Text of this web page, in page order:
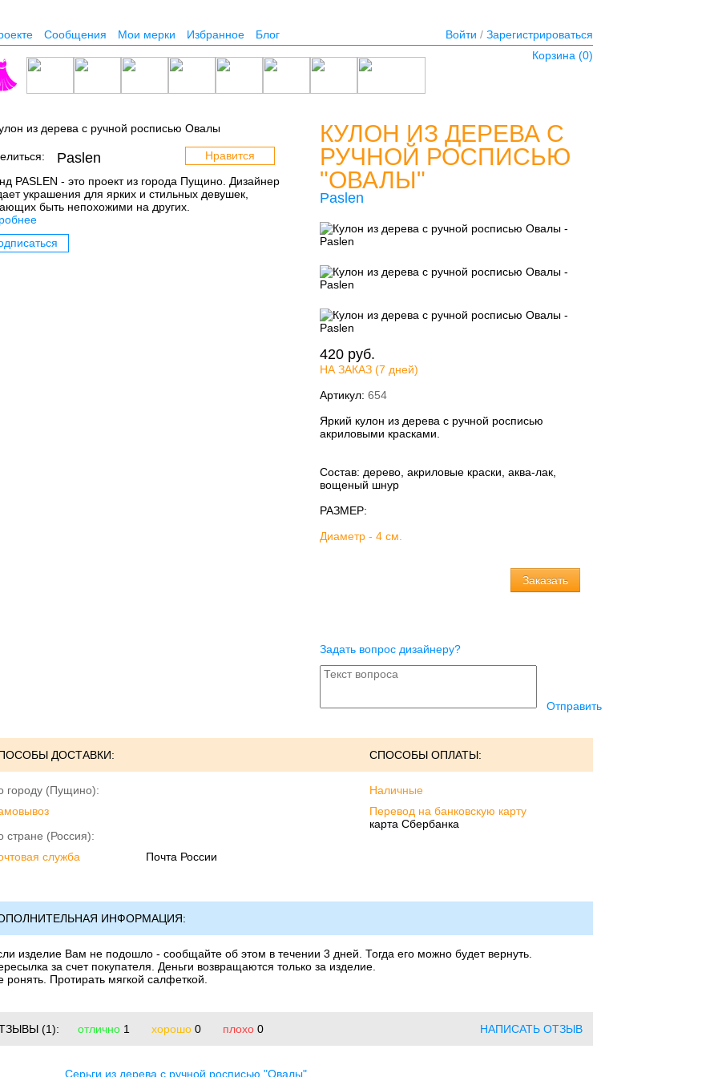
Сообщения Мои мерки Избранное Блог Войти / Зарегистрироваться
Корзина (0)
Нравится
Paslen
PASLEN - это проект из города Пущино. Дизайнер
украшения для ярких и стильных девушек,
быть непохожими на других.
КУЛОН ИЗ ДЕРЕВА С
РУЧНОЙ РОСПИСЬЮ
"ОВАЛЫ"
Paslen
420руб.
НА ЗАКАЗ (7 дней)
Артикул: 654
Яркий кулон из дерева с ручной росписью
акриловыми красками.
Состав: дерево, акриловые краски, аква-лак,
вощеный шнур
РАЗМЕР:
Диаметр - 4 см.
Задать вопрос дизайнеру?
Отправить
ДОСТАВКИ: СПОСОБЫ ОПЛАТЫ:
городу (Пущино):
стране (Россия):
служба
Почта России
Наличные
Перевод на банковскую карту
карта Сбербанка
ИНФОРМАЦИЯ:
изделие Вам не подошло - сообщайте об этом в течении 3 дней. Тогда его можно будет вернуть.
за счет покупателя. Деньги возвращаются только за изделие.
ронять. Протирать мягкой салфеткой.
(1): отлично1 хорошо0 плохо0 НАПИСАТЬ ОТЗЫВ
Серьги из дерева с ручной росписью "Овалы"